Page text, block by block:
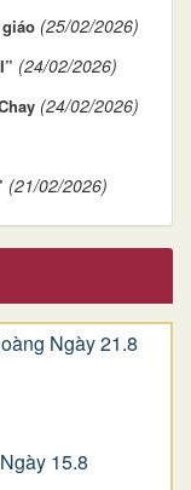
(25/02/2026)
(24/02/2026)
(24/02/2026)
(21/02/2026)
Ngày 21.8
15.8